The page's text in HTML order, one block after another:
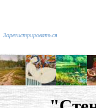
Зарегистрироваться